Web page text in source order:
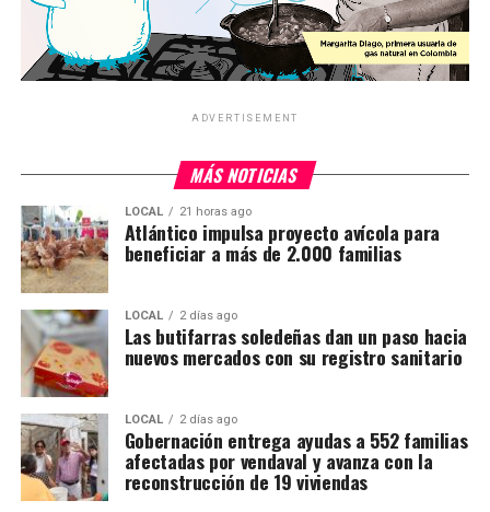
ADVERTISEMENT
MÁS NOTICIAS
LOCAL 21 horas ago
Atlántico impulsa proyecto avícola para
beneficiar a más de 2.000 familias
LOCAL 2 días ago
Las butifarras soledeñas dan un paso hacia
nuevos mercados con su registro sanitario
LOCAL 2 días ago
Gobernación entrega ayudas a 552 familias
afectadas por vendaval y avanza con la
reconstrucción de 19 viviendas